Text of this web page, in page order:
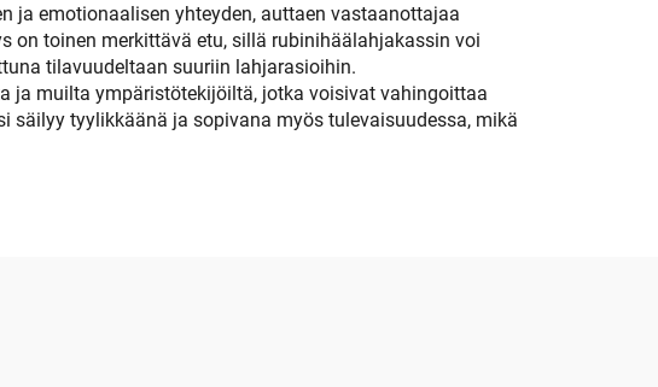
ja emotionaalisen yhteyden, auttaen vastaanottajaa
on toinen merkittävä etu, sillä rubinihäälahjakassin voi
tilavuudeltaan suuriin lahjarasioihin.
ja muilta ympäristötekijöiltä, jotka voisivat vahingoittaa
tyylikkäänä ja sopivana myös tulevaisuudessa, mikä